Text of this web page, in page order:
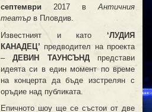
септември 2017 в Античния
театър в Пловдив.
Известният и като ‘ЛУДИЯ
КАНАДЕЦ’ предводител на проекта
–ДЕВИН ТАУНСЪНДпредстави
идеята си в един момент по време
на концерта да бъде изстрелян с
оръдие над публиката.
Епичното шоу ще се състои от две